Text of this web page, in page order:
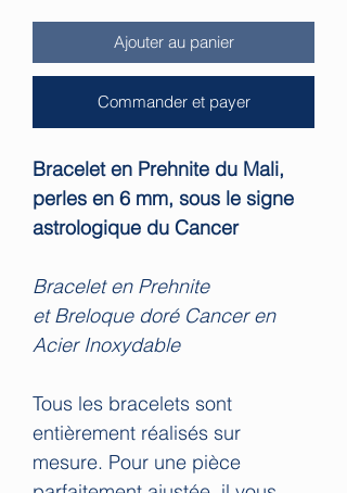
Ajouter au panier
Commander et payer
Bracelet en Prehnite du Mali,
perles en 6 mm, sous le signe
astrologique du Cancer
Bracelet en Prehnite
et Breloque doré Cancer en
Acier Inoxydable
Tous les bracelets sont
entièrement réalisés sur
mesure. Pour une pièce